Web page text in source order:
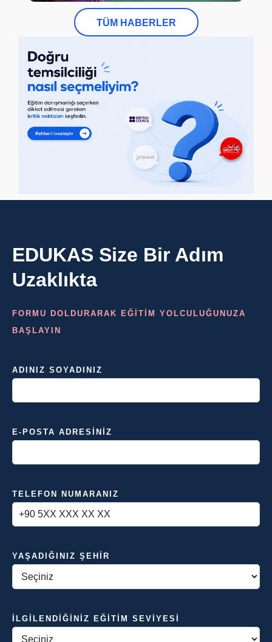
TÜM HABERLER
EDUKAS Size Bir Adım
Uzaklıkta
FORMU DOLDURARAK EĞİTİM YOLCULUĞUNUZA
BAŞLAYIN
ADINIZ SOYADINIZ
E-POSTA ADRESINIZ
TELEFON NUMARANIZ
YAŞADIĞINIZ ŞEHIR
İLGILENDIĞINIZ EĞITIM SEVIYESI